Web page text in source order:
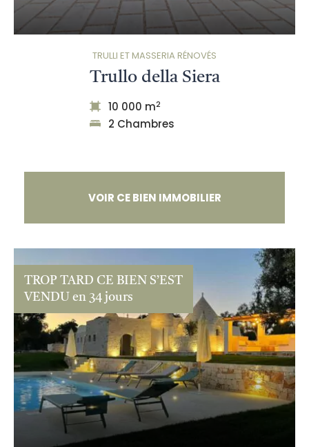
TRULLI ET MASSERIA RÉNOVÉS
Trullo della Siera
10 000 m2
2 Chambres
VOIR CE BIEN IMMOBILIER
TROP TARD CE BIEN S’EST
VENDU en 34 jours